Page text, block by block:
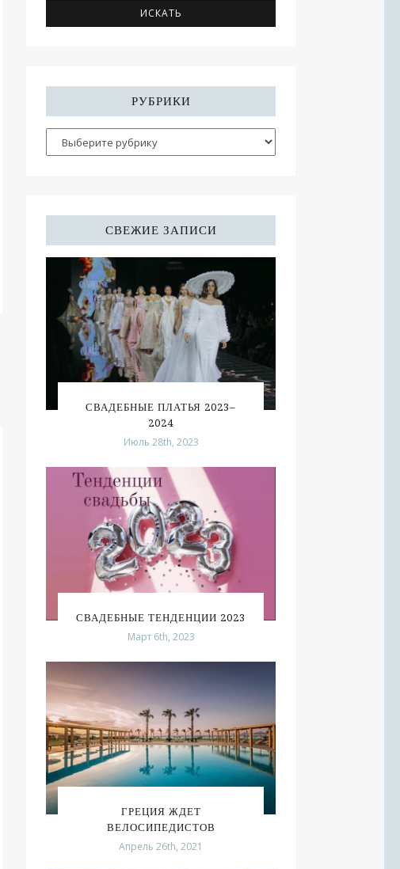
РУБРИКИ
СВЕЖИЕ ЗАПИСИ
СВАДЕБНЫЕ ПЛАТЬЯ 2023–
2024
Июль 28th, 2023
СВАДЕБНЫЕ ТЕНДЕНЦИИ 2023
Март 6th, 2023
ГРЕЦИЯ ЖДЕТ
ВЕЛОСИПЕДИСТОВ
Апрель 26th, 2021